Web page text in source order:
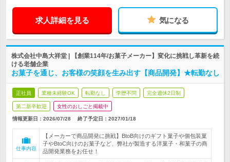
求人詳細を見る 気になる
株式会社中島大祥堂 | 【創業114年/お菓子メーカー】変化に挑戦し革新を続
ける老舗企業
お菓子を通じ、お客様の笑顔を生み出す【商品開発】★転勤なし
正社員 業種未経験OK 転勤なし 学歴不問 完全週休2日制
第二新卒歓迎 女性のおしごと掲載中
情報更新日：2026/07/28 終了予定日： 2027/01/18
仕事内容
【メーカーで商品開発に挑戦】BtoB向けのギフト菓子や個包装菓
子やBtoC向けのお菓子など、弊社が製造する洋菓子・和菓子の商
品開発業務をお任せ！